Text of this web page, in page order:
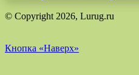
© Copyright 2026, Lurug.ru
Кнопка «Наверх»